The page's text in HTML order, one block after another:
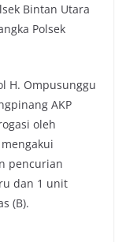
Bintan Utara
Polsek
H. Ompusunggu
AKP
oleh
pencurian
dan 1 unit
(B).